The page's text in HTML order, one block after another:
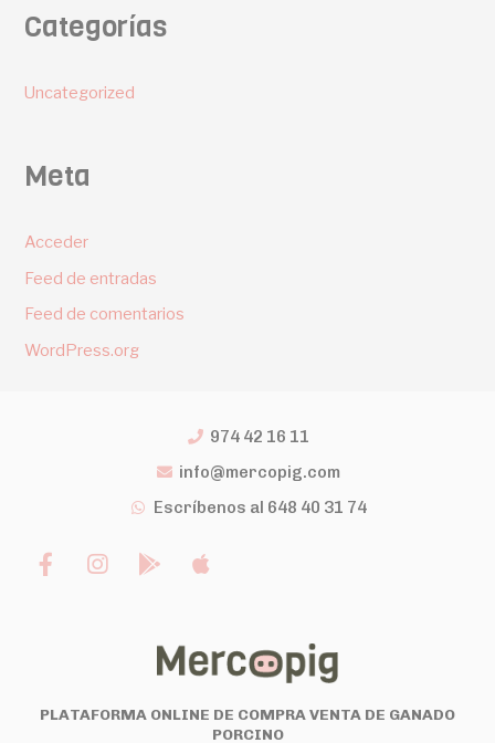
Categorías
Uncategorized
Meta
Acceder
Feed de entradas
Feed de comentarios
WordPress.org
974 42 16 11
info@mercopig.com
Escríbenos al 648 40 31 74
PLATAFORMA ONLINE DE COMPRA VENTA DE GANADO
PORCINO